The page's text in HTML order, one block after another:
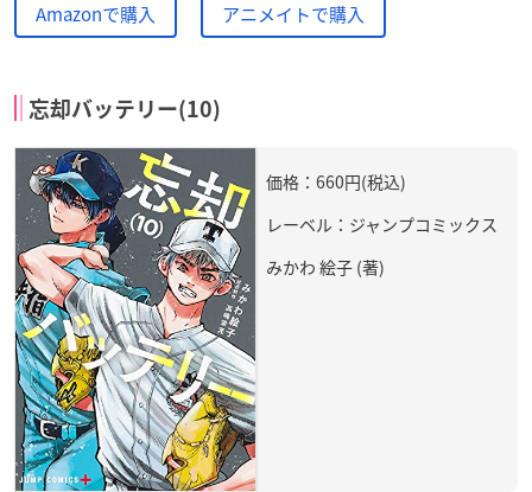
Amazonで購入 アニメイトで購入
忘却バッテリー(10)
価格：660円(税込)
レーベル：ジャンプコミックス
みかわ 絵子 (著)